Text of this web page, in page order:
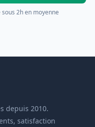
2h en moyenne
depuis 2010.
satisfaction